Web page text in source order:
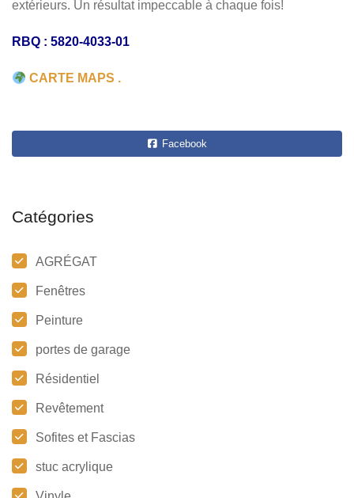
extérieurs. Un résultat impeccable à chaque fois!
RBQ : 5820-4033-01
CARTE MAPS .
Facebook
Catégories
AGRÉGAT
Fenêtres
Peinture
portes de garage
Résidentiel
Revêtement
Sofites et Fascias
stuc acrylique